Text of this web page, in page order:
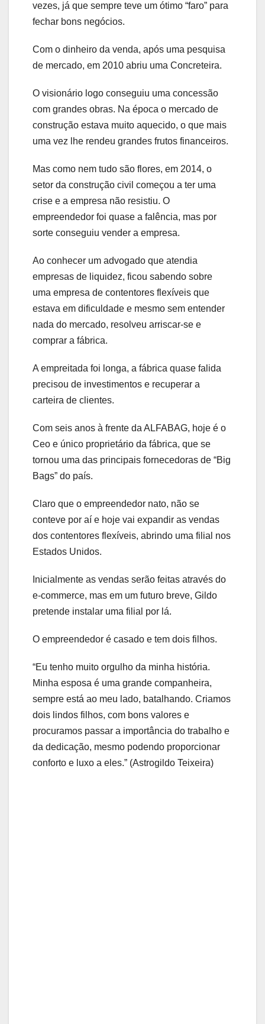
vezes, já que sempre teve um ótimo “faro” para
fechar bons negócios.
Com o dinheiro da venda, após uma pesquisa
de mercado, em 2010 abriu uma Concreteira.
O visionário logo conseguiu uma concessão
com grandes obras. Na época o mercado de
construção estava muito aquecido, o que mais
uma vez lhe rendeu grandes frutos financeiros.
Mas como nem tudo são flores, em 2014, o
setor da construção civil começou a ter uma
crise e a empresa não resistiu. O
empreendedor foi quase a falência, mas por
sorte conseguiu vender a empresa.
Ao conhecer um advogado que atendia
empresas de liquidez, ficou sabendo sobre
uma empresa de contentores flexíveis que
estava em dificuldade e mesmo sem entender
nada do mercado, resolveu arriscar-se e
comprar a fábrica.
A empreitada foi longa, a fábrica quase falida
precisou de investimentos e recuperar a
carteira de clientes.
Com seis anos à frente da ALFABAG, hoje é o
Ceo e único proprietário da fábrica, que se
tornou uma das principais fornecedoras de “Big
Bags” do país.
Claro que o empreendedor nato, não se
conteve por aí e hoje vai expandir as vendas
dos contentores flexíveis, abrindo uma filial nos
Estados Unidos.
Inicialmente as vendas serão feitas através do
e-commerce, mas em um futuro breve, Gildo
pretende instalar uma filial por lá.
O empreendedor é casado e tem dois filhos.
“Eu tenho muito orgulho da minha história.
Minha esposa é uma grande companheira,
sempre está ao meu lado, batalhando. Criamos
dois lindos filhos, com bons valores e
procuramos passar a importância do trabalho e
da dedicação, mesmo podendo proporcionar
conforto e luxo a eles.” (Astrogildo Teixeira)